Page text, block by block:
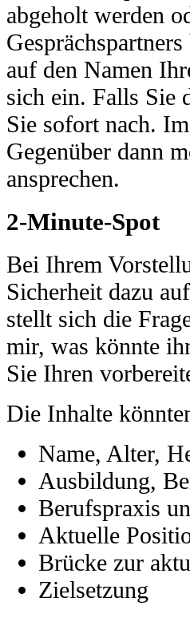
abgeholt werden
auf den Namen
sich ein. Falls Sie
Sie sofort nach.
Gegenüber dann
ansprechen.
2-Minute-Spot
Bei Ihrem
Sicherheit dazu
stellt sich die
mir, was könnte
Sie Ihren
Die Inhalte
Name, Alter,
Ausbildung,
Berufspraxis
Aktuelle
Brücke zur
Zielsetzung